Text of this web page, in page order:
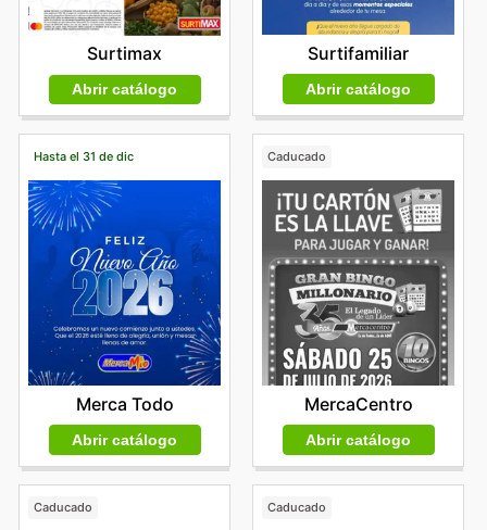
Surtimax
Abrir catálogo
Surtifamiliar
Abrir catálogo
Hasta el 31 de dic
Merca Todo
Abrir catálogo
Caducado
MercaCentro
Abrir catálogo
Caducado Caducado